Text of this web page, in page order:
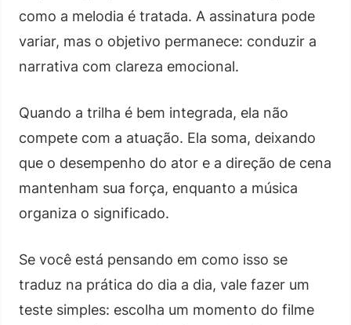
como a melodia é tratada. A assinatura pode
variar, mas o objetivo permanece: conduzir a
narrativa com clareza emocional.
Quando a trilha é bem integrada, ela não
compete com a atuação. Ela soma, deixando
que o desempenho do ator e a direção de cena
mantenham sua força, enquanto a música
organiza o significado.
Se você está pensando em como isso se
traduz na prática do dia a dia, vale fazer um
teste simples: escolha um momento do filme